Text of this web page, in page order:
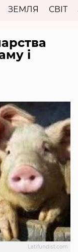
ЗЕМЛЯ СВІТ
і
Latifundist.com